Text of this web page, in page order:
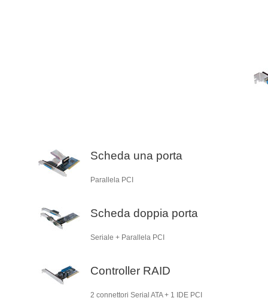
Scheda una porta
Parallela PCI
Scheda doppia porta
Seriale + Parallela PCI
Controller RAID
2 connettori Serial ATA + 1 IDE PCI